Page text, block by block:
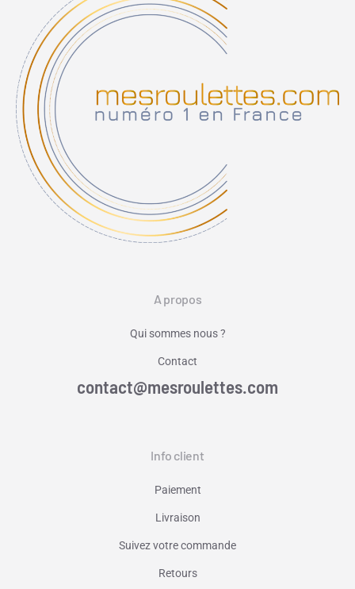
A propos
Qui sommes nous ?
Contact
contact@mesroulettes.com
Info client
Paiement
Livraison
Suivez votre commande
Retours